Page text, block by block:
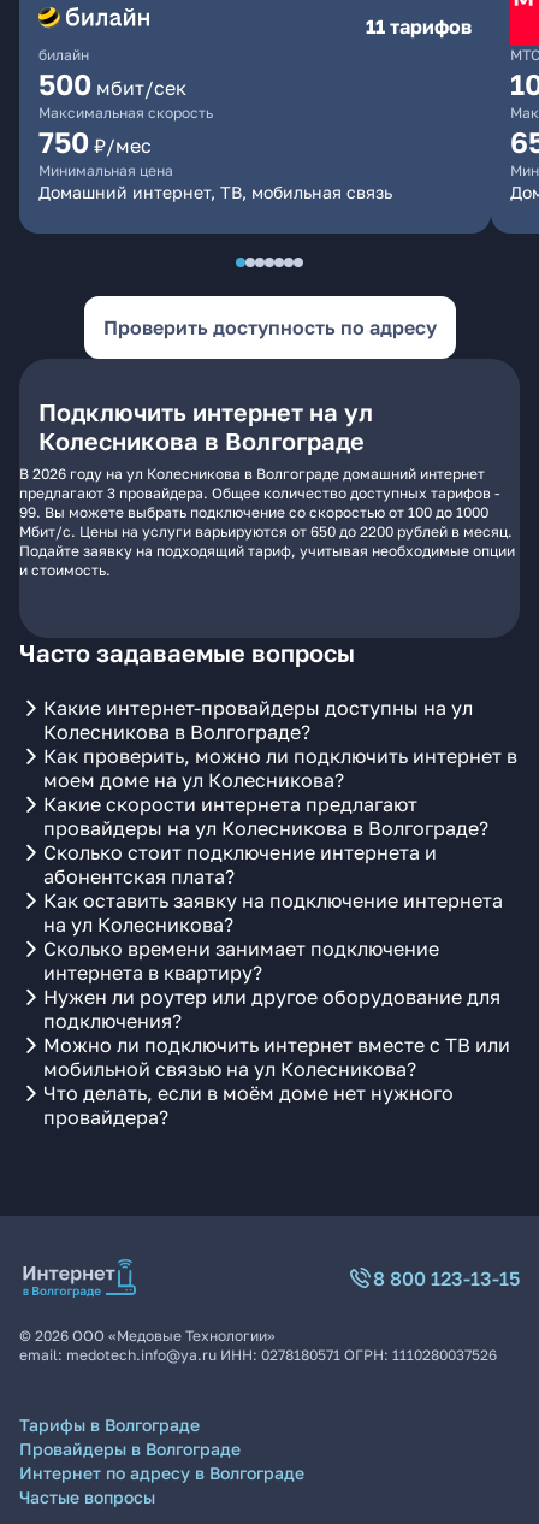
билайн
11 тарифов
500 мбит/сек
Максимальная скорость
750 ₽/мес
Минимальная цена
Домашний интернет, ТВ, мобильная связь
МТС
Проверить доступность по адресу
Подключить интернет на ул
Колесникова в Волгограде
В 2026 году на ул Колесникова в Волгограде домашний интернет
предлагают 3 провайдера. Общее количество доступных тарифов -
99. Вы можете выбрать подключение со скоростью от 100 до 1000
Мбит/с. Цены на услуги варьируются от 650 до 2200 рублей в месяц.
Подайте заявку на подходящий тариф, учитывая необходимые опции
и стоимость.
Часто задаваемые вопросы
Какие интернет-провайдеры доступны на ул
Колесникова в Волгограде?
Как проверить, можно ли подключить интернет в
моем доме на ул Колесникова?
Какие скорости интернета предлагают
провайдеры на ул Колесникова в Волгограде?
Сколько стоит подключение интернета и
абонентская плата?
Как оставить заявку на подключение интернета
на ул Колесникова?
Сколько времени занимает подключение
интернета в квартиру?
Нужен ли роутер или другое оборудование для
подключения?
Можно ли подключить интернет вместе с ТВ или
мобильной связью на ул Колесникова?
Что делать, если в моём доме нет нужного
провайдера?
8 800 123-13-15
© 2026 ООО «Медовые Технологии»
email: medotech.info@ya.ru ИНН: 0278180571 ОГРН: 1110280037526
Тарифы в Волгограде
Провайдеры в Волгограде
Интернет по адресу в Волгограде
Частые вопросы